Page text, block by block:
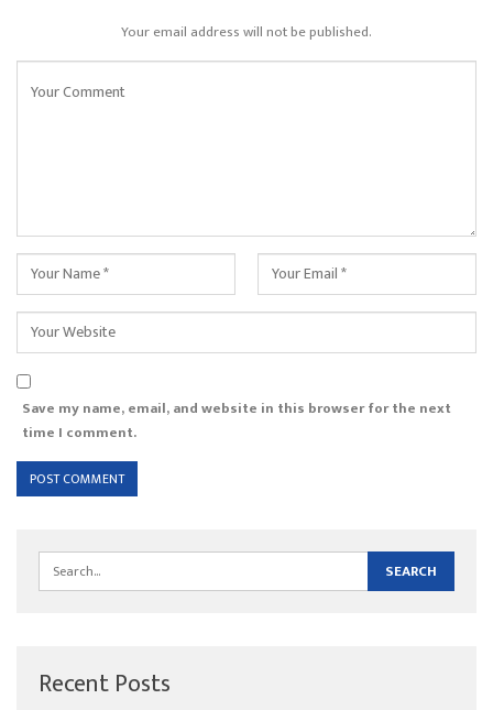
Your email address will not be published.
Save my name, email, and website in this browser for the next
time I comment.
Recent Posts